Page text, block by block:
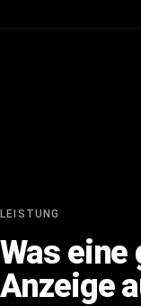
LEISTUNG
Was eine
Anzeige